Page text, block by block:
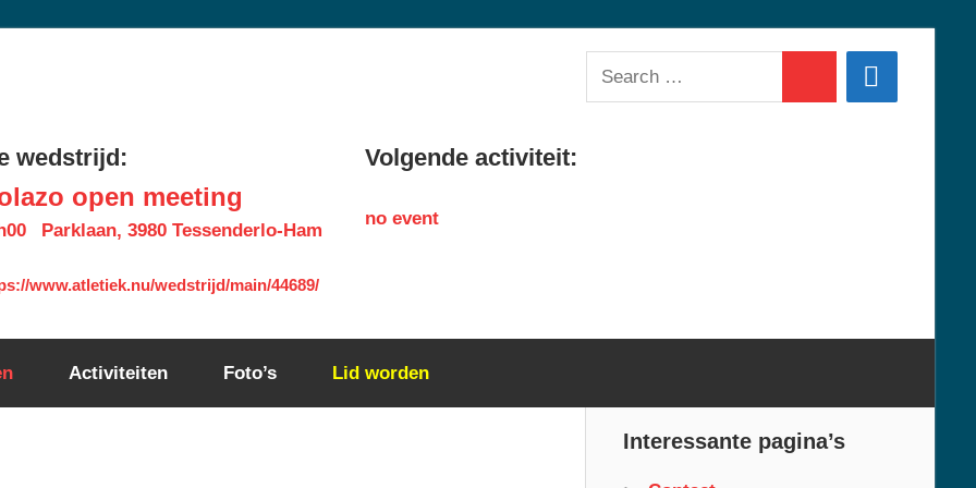
Search
for:
wedstrijd:
open meeting
Parklaan, 3980 Tessenderlo-Ham
www.atletiek.nu/wedstrijd/main/44689/
Volgende activiteit:
no event
Activiteiten Foto’s Lid worden
Interessante pagina’s